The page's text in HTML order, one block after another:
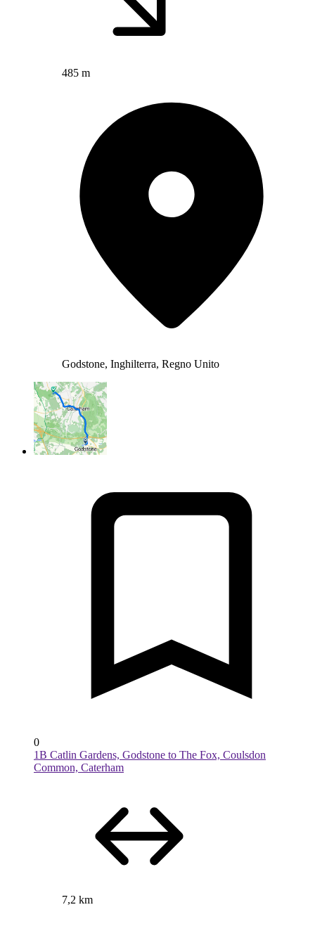
485 m
Godstone, Inghilterra, Regno Unito
0
1B Catlin Gardens, Godstone to The Fox, Coulsdon
Common, Caterham
7,2 km